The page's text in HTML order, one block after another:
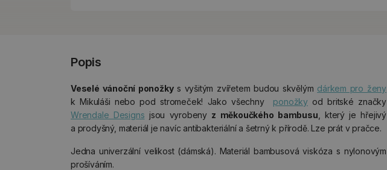
Popis
Veselé vánoční ponožkys vyšitým zvířetem budou skvělým dárkem pro ženy
k Mikuláši nebo pod stromeček! Jako všechny ponožkyod britské značky
Wrendale Designs jsou vyrobeny z měkoučkého bambusu , který je hřejivý
a prodyšný, materiál je navíc antibakteriální a šetrný k přírodě. Lze prát v pračce.
Jedna univerzální velikost (dámská). Materiál bambusová viskóza s nylonovým
prošíváním.